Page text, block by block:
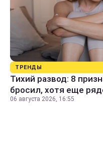
ТРЕНДЫ
Тихий развод: 8
бросил, хотя еще
06 августа 2026, 16:55